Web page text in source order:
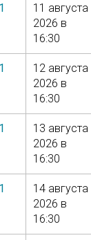
11 августа
2026 в
16:30
12 августа
2026 в
16:30
13 августа
2026 в
16:30
14 августа
2026 в
16:30